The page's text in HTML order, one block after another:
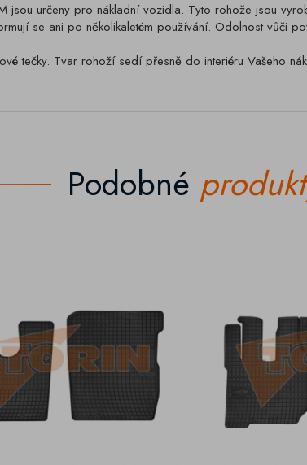
jsou určeny pro nákladní vozidla. Tyto rohože jsou
se ani po několikaletém používání. Odolnost vůči
tečky. Tvar rohoží sedí přesně do interiéru Vašeho
Podobné